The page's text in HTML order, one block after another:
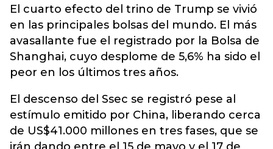
El cuarto efecto del trino de Trump se vivió
en las principales bolsas del mundo. El más
avasallante fue el registrado por la Bolsa de
Shanghai, cuyo desplome de 5,6% ha sido el
peor en los últimos tres años.
El descenso del Ssec se registró pese al
estímulo emitido por China, liberando cerca
de US$41.000 millones en tres fases, que se